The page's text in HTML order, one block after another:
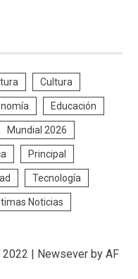
Cultura
Educación
Mundial 2026
Principal
Tecnología
Noticias
2022 Newseverby AF